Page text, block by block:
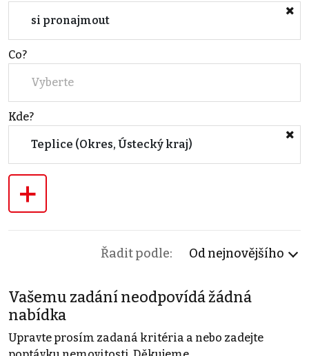
si pronajmout
Co?
Vyberte
Kde?
Teplice (Okres, Ústecký kraj)
+
Řadit podle: Od nejnovějšího
Vašemu zadání neodpovídá žádná
nabídka
Upravte prosím zadaná kritéria a nebo zadejte